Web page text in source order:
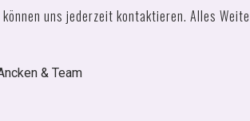
uns jederzeit kontaktieren. Alles
& Team